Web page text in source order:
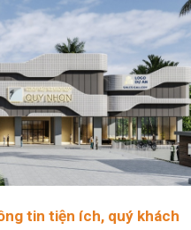
tin tiện ích, quý khách